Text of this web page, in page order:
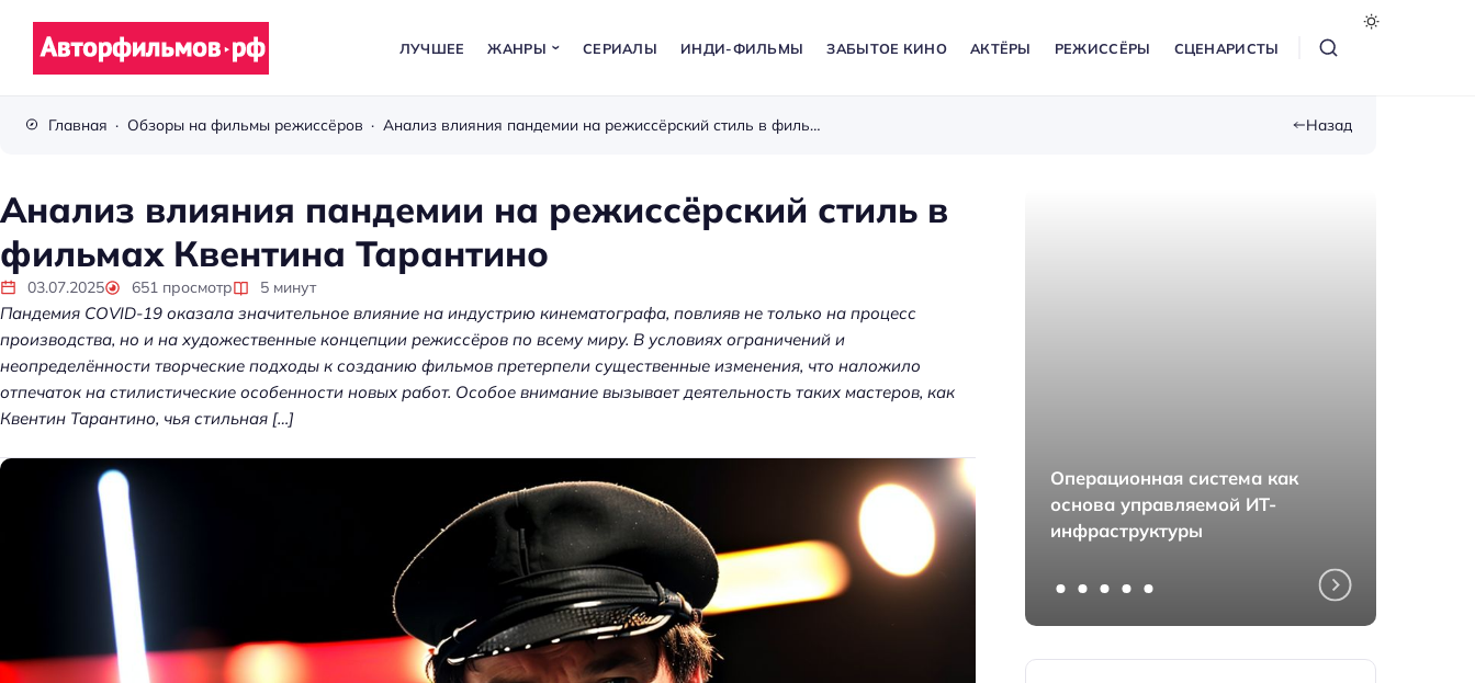
о
к
и
н
о
ЛУЧШЕЕ ЖАНРЫ СЕРИАЛЫ ИНДИ-ФИЛЬМЫ ЗАБЫТОЕ КИНО АКТЁРЫ РЕЖИССЁРЫ СЦЕНАРИСТЫ
Главная Обзоры на фильмы режиссёров Анализ влияния пандемии на режиссёрский стиль в фильмах Квентина Тарантино Назад
Анализ влияния пандемии на режиссёрский стиль в
фильмах Квентина Тарантино
03.07.2025 651 просмотр 5 минут
Пандемия COVID-19 оказала значительное влияние на индустрию кинематографа, повлияв не только на процесс
производства, но и на художественные концепции режиссёров по всему миру. В условиях ограничений и
неопределённости творческие подходы к созданию фильмов претерпели существенные изменения, что наложило
отпечаток на стилистические особенности новых работ. Особое внимание вызывает деятельность таких мастеров, как
Квентин Тарантино, чья стильная […]
цифровым сервисам работать
мероприятий — звук, экраны,
тач-панели: как выбрать и не
ошибиться
Операционная система как
основа управляемой ИТ-
инфраструктуры